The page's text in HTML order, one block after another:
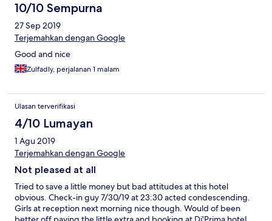
10/10 Sempurna
27 Sep 2019
Terjemahkan dengan Google
Good and nice
Zulfadly, perjalanan 1 malam
Ulasan terverifikasi
4/10 Lumayan
1 Agu 2019
Terjemahkan dengan Google
Not pleased at all
Tried to save a little money but bad attitudes at this hotel
obvious. Check-in guy 7/30/19 at 23:30 acted condescending.
Girls at reception next morning nice though. Would of been